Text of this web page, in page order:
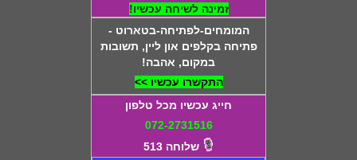
זמינה לשיחה עכשיו!
המומחים-לפתיחה-בטארוט -
פתיחה בקלפים און ליין, תשובות
במקום, אהבה!
התקשרו עכשיו >>
חייג עכשיו מכל טלפון
072-2731516
שלוחה 513